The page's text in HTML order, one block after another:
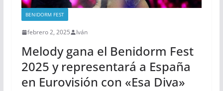
BENIDORM FEST
febrero 2, 2025 Iván
Melody gana el Benidorm Fest
2025 y representará a España
en Eurovisión con «Esa Diva»